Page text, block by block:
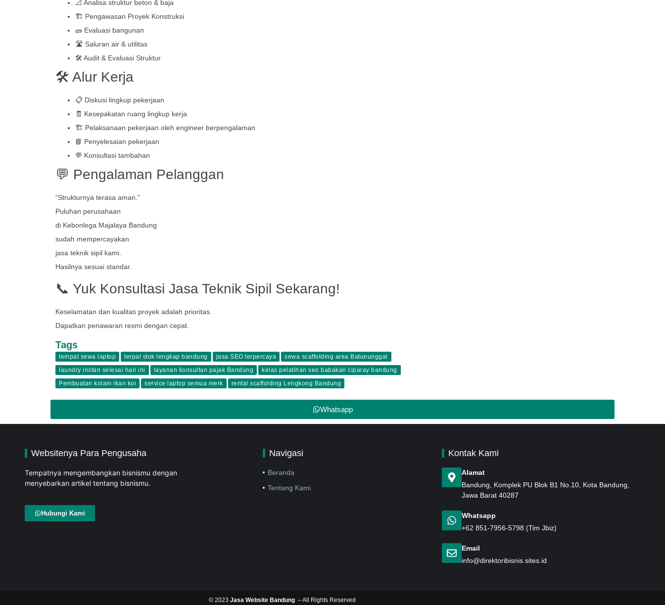
📐 Analisa struktur beton & baja
🏗️ Pengawasan Proyek Konstruksi
🧱 Evaluasi bangunan
🛣️ Saluran air & utilitas
🛠️ Audit & Evaluasi Struktur
🛠️ Alur Kerja
📋 Diskusi lingkup pekerjaan
🧾 Kesepakatan ruang lingkup kerja
🏗️ Pelaksanaan pekerjaan oleh engineer berpengalaman
📘 Penyelesaian pekerjaan
💬 Konsultasi tambahan
💬 Pengalaman Pelanggan
“Strukturnya terasa aman.”
Puluhan perusahaan
di Kebonlega Majalaya Bandung
sudah mempercayakan
jasa teknik sipil kami.
Hasilnya sesuai standar.
📞 Yuk Konsultasi Jasa Teknik Sipil Sekarang!
Keselamatan dan kualitas proyek adalah prioritas.
Dapatkan penawaran resmi dengan cepat.
Tags
tempat sewa laptop terpal stok lengkap bandung jasa SEO terpercaya
sewa scaffolding area Batununggal
laundry instan selesai hari ini
layanan konsultan pajak Bandung
kelas pelatihan seo babakan ciparay bandung
Pembuatan kolam ikan koi
service laptop semua merk rental scaffolding Lengkong Bandung
Whatsapp
Websitenya Para Pengusaha
Tempatnya mengembangkan bisnismu dengan
menyebarkan artikel tentang bisnismu.
Hubungi Kami
Navigasi
Beranda
Tentang Kami
Kontak Kami
Alamat
Bandung , Komplek PU Blok B1 No.10, Kota Bandung,
Jawa Barat 40287
Whatsapp
+62 851-7956-5798 (Tim Jbiz)
Email
info@direktoribisnis.sites.id
© 2023 Jasa Website Bandung– All Rights Reserved